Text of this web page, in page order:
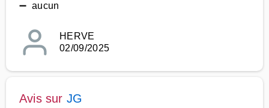
➖ aucun
HERVE
02/09/2025
Avis sur JG